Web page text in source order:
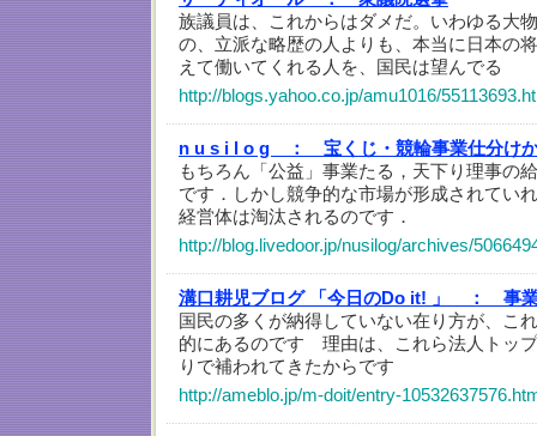
族議員は、これからはダメだ。いわゆる大
の、立派な略歴の人よりも、本当に日本の
えて働いてくれる人を、国民は望んでる
http://blogs.yahoo.co.jp/amu1016/
n u s i l o g ：
宝くじ・競輪事業仕分け
もちろん「公益」事業たる，天下り理事の
です．しかし競争的な市場が形成されてい
経営体は淘汰されるのです．
http://blog.livedoor.jp/nusilog/archives/
溝口耕児ブログ 「今日のDo it! 」 ：
事
国民の多くが納得していない在り方が、こ
的にあるのです 理由は、これら法人トッ
りで補われてきたからです
http://ameblo.jp/m-doit/entry-